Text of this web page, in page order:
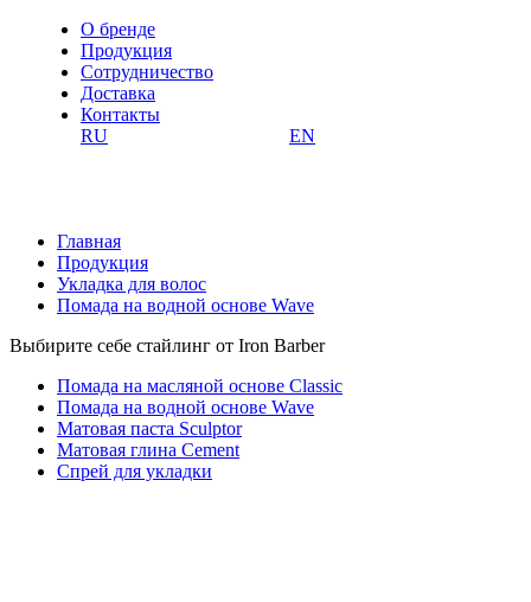
О бренде
Продукция
Сотрудничество
Доставка
Контакты
RU
EN
Главная
Продукция
Укладка для волос
Помада на водной основе Wave
Выбирите себе стайлинг от Iron Barber
Помада на масляной основе Classic
Помада на водной основе Wave
Матовая паста Sculptor
Матовая глина Cement
Спрей для укладки